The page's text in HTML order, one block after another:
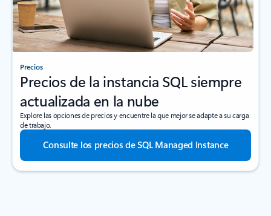
Precios
Precios de la instancia SQL siempre
actualizada en la nube
Explore las opciones de precios y encuentre la que mejor se adapte a su carga
de trabajo.
Consulte los precios de SQL Managed Instance